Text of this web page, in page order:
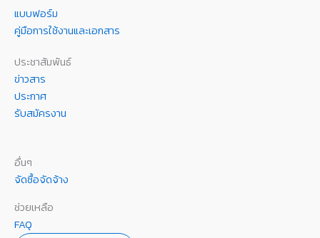
แบบฟอร์ม
คู่มือการใช้งานและเอกสาร
ประชาสัมพันธ์
ข่าวสาร
ประกาศ
รับสมัครงาน
อื่นๆ
จัดซื้อจัดจ้าง
ช่วยเหลือ
FAQ